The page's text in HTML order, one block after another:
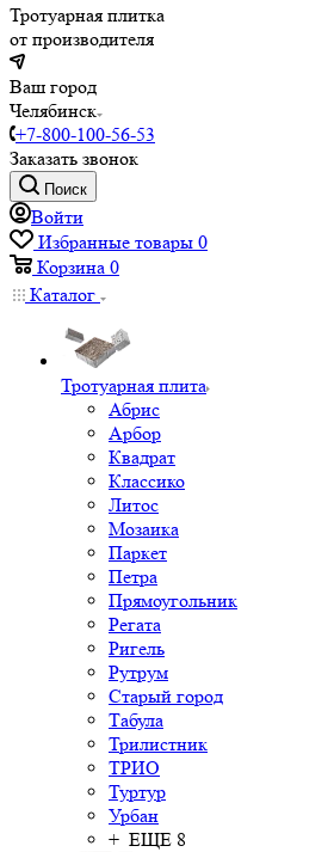
Тротуарная плитка
от производителя
Ваш город
Челябинск
+7-800-100-56-53
Заказать звонок
Поиск
Войти
Избранные товары 0
Корзина 0
Каталог
Тротуарная плита
Абрис
Арбор
Квадрат
Классико
Литос
Мозаика
Паркет
Петра
Прямоугольник
Регата
Ригель
Рутрум
Старый город
Табула
Трилистник
ТРИО
Туртур
Урбан
+ ЕЩЕ 8